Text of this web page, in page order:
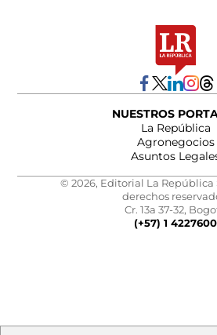
NUESTROS
La República
Agronegocios
Asuntos
© 2026, Editorial La República
derechos
Cr. 13a 37-32,
(+57) 1 4227600